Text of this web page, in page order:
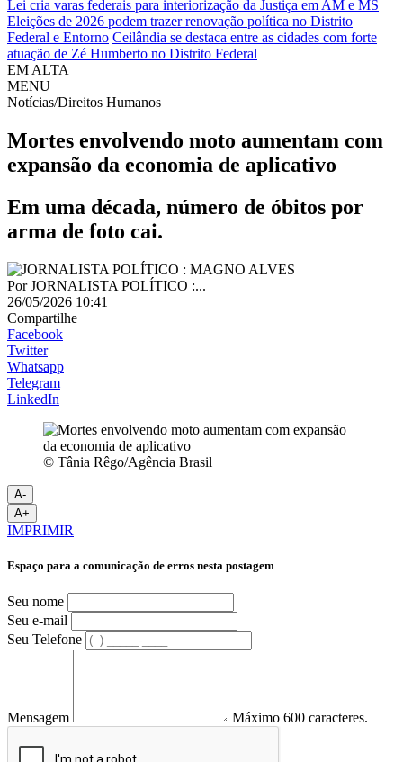
Lei cria varas federais para interiorização da Justiça em AM e MS
Eleições de 2026 podem trazer renovação política no Distrito
Federal e Entorno Ceilândia se destaca entre as cidades com forte
atuação de Zé Humberto no Distrito Federal
EM ALTA
MENU
Notícias/Direitos Humanos
Mortes envolvendo moto aumentam com
expansão da economia de aplicativo
Em uma década, número de óbitos por
arma de foto cai.
PorJORNALISTA POLÍTICO :...
26/05/2026 10:41
Compartilhe
Facebook
Twitter
Whatsapp
Telegram
LinkedIn
© Tânia Rêgo/Agência Brasil
A-
A+
IMPRIMIR
Espaço para a comunicação de erros nesta postagem
Seu nome
Seu e-mail
Seu Telefone
Mensagem Máximo 600 caracteres.